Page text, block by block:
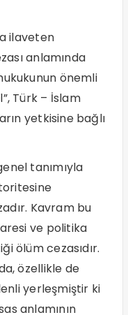
ilaveten
anlamında
önemli
Türk – İslam
yetkisine bağlı
tanımıyla
Kavram bu
ve politika
ölüm cezasıdır.
özellikle de
yerleşmiştir ki
anlamının